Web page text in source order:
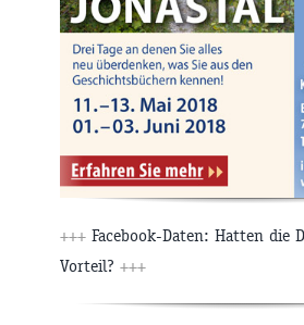
+++ Facebook-Daten: Hatten die
Vorteil? +++